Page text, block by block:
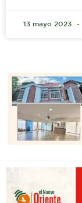
13 mayo 2023